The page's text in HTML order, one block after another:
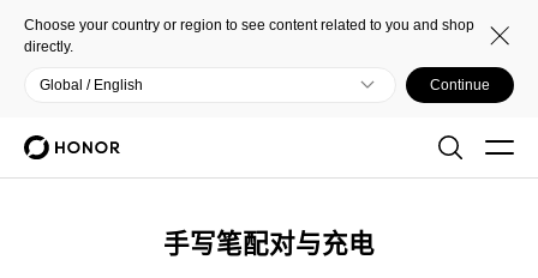
Choose your country or region to see content related to you and shop
directly.
Global / English Continue
手写笔配对与充电